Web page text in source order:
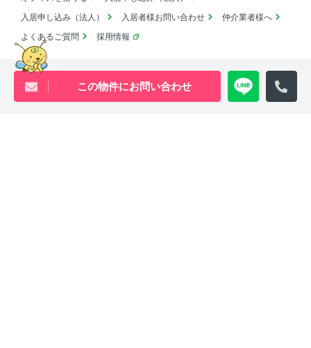
この物件にお問い合わせ
入居申し込み（法人）
入居者様お問い合わせ
仲介業者様へ
よくあるご質問
採用情報
賃貸物件アーカイブ
English
コロナ対応
SDGsの取り組み